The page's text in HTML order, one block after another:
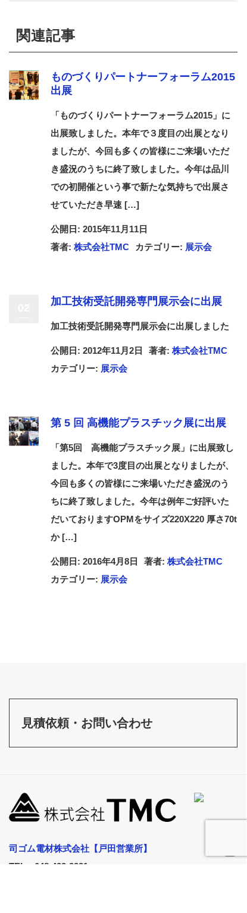
関連記事
ものづくりパートナーフォーラム2015
出展
「ものづくりパートナーフォーラム2015」に
出展致しました。本年で３度目の出展となり
ましたが、今回も多くの皆様にご来場いただ
き盛況のうちに終了致しました。今年は品川
での初開催という事で新たな気持ちで出展さ
せていただき早速 […]
公開日: 2015年11月11日
著者: 株式会社TMC カテゴリー: 展示会
加工技術受託開発専門展示会に出展
加工技術受託開発専門展示会に出展しました
公開日: 2012年11月2日 著者: 株式会社TMC
カテゴリー: 展示会
第 5 回 高機能プラスチック展に出展
「第5回 高機能プラスチック展」に出展致し
ました。本年で3度目の出展となりましたが、
今回も多くの皆様にご来場いただき盛況のう
ちに終了致しました。今年は例年ご好評いた
だいておりますOPMをサイズ220X220 厚さ70t
か […]
公開日: 2016年4月8日 著者: 株式会社TMC
カテゴリー: 展示会
見積依頼・お問い合わせ
司ゴム電材株式会社【戸田営業所】
TEL：048-422-3331